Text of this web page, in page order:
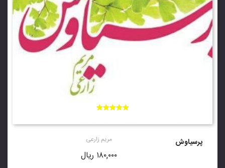
پرسیاوش مریم زارعی
۱۸۰,۰۰۰ ریال